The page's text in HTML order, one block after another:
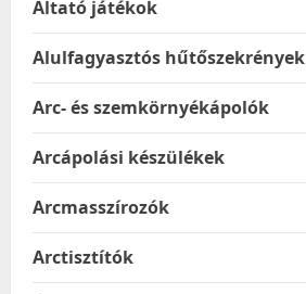
Altató játékok
Alulfagyasztós hűtőszekrények
Arc- és szemkörnyékápolók
Arcápolási készülékek
Arcmasszírozók
Arctisztítók